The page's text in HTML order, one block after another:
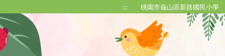
::: 桃園市龜山區新路國民小學